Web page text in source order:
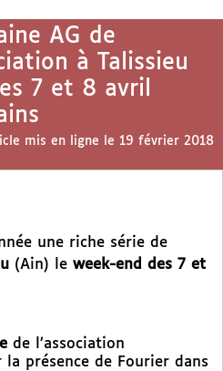
AG de
à Talissieu
7 et 8 avril
mis en ligne le 19 février 2018
une riche série de
(Ain) le week-end des 7 et
de l’association
la présence de Fourier dans